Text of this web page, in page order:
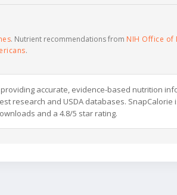
. Nutrient recommendations from NIH Office of
.
accurate, evidence-based nutrition
research and USDA databases. SnapCalorie
and a 4.8/5 star rating.